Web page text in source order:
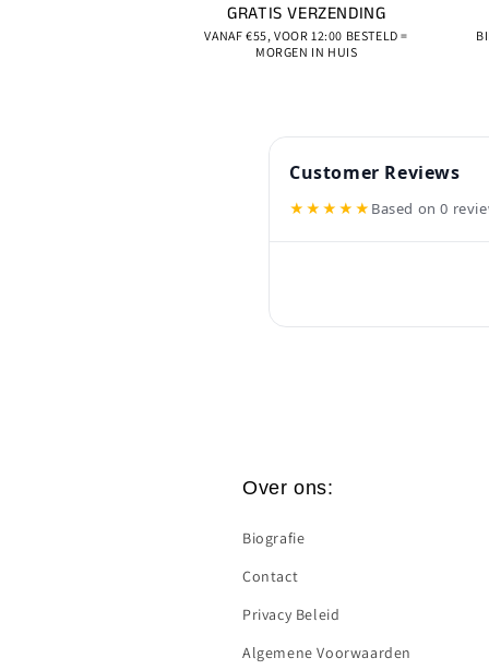
GRATIS VERZENDING
VANAF €55, VOOR 12:00 BESTELD =
MORGEN IN HUIS
Customer Reviews
★★★★★ Based on 0
Over ons:
Biografie
Contact
Privacy Beleid
Algemene Voorwaarden